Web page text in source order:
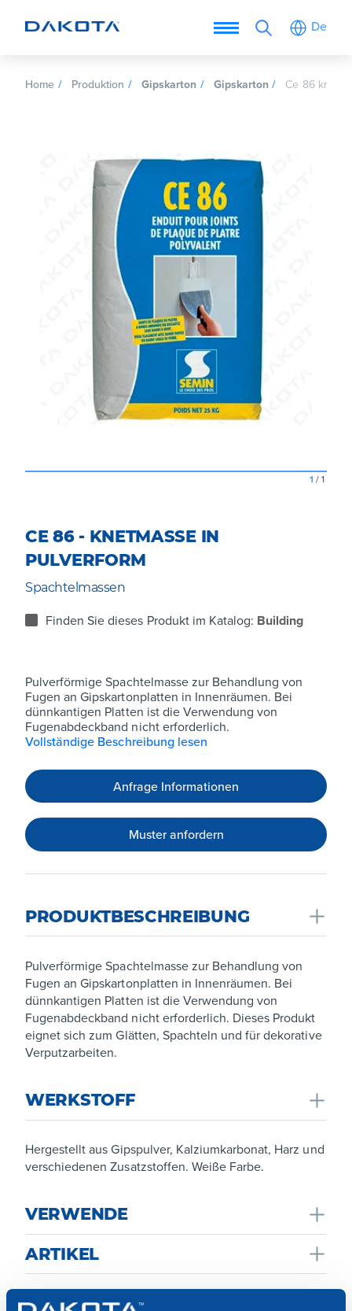
De
Home Produktion Gipskarton Gipskarton Ce 86
1 /1
CE 86 - KNETMASSE IN
PULVERFORM
Spachtelmassen
Finden Sie dieses Produkt im Katalog: Building
Pulverförmige Spachtelmasse zur Behandlung von
Fugen an Gipskartonplatten in Innenräumen. Bei
dünnkantigen Platten ist die Verwendung von
Fugenabdeckband nicht erforderlich.
Vollständige Beschreibung lesen
Anfrage Informationen
Muster anfordern
PRODUKTBESCHREIBUNG
Pulverförmige Spachtelmasse zur Behandlung von
Fugen an Gipskartonplatten in Innenräumen. Bei
dünnkantigen Platten ist die Verwendung von
Fugenabdeckband nicht erforderlich. Dieses Produkt
eignet sich zum Glätten, Spachteln und für dekorative
Verputzarbeiten.
WERKSTOFF
Hergestellt aus Gipspulver, Kalziumkarbonat, Harz und
verschiedenen Zusatzstoffen. Weiße Farbe.
VERWENDE
Auf allen Arten von Untergründen im Innenbereich,
verdünnten und abgerundeten Kanten.
ARTIKEL
Anzeige erweitern